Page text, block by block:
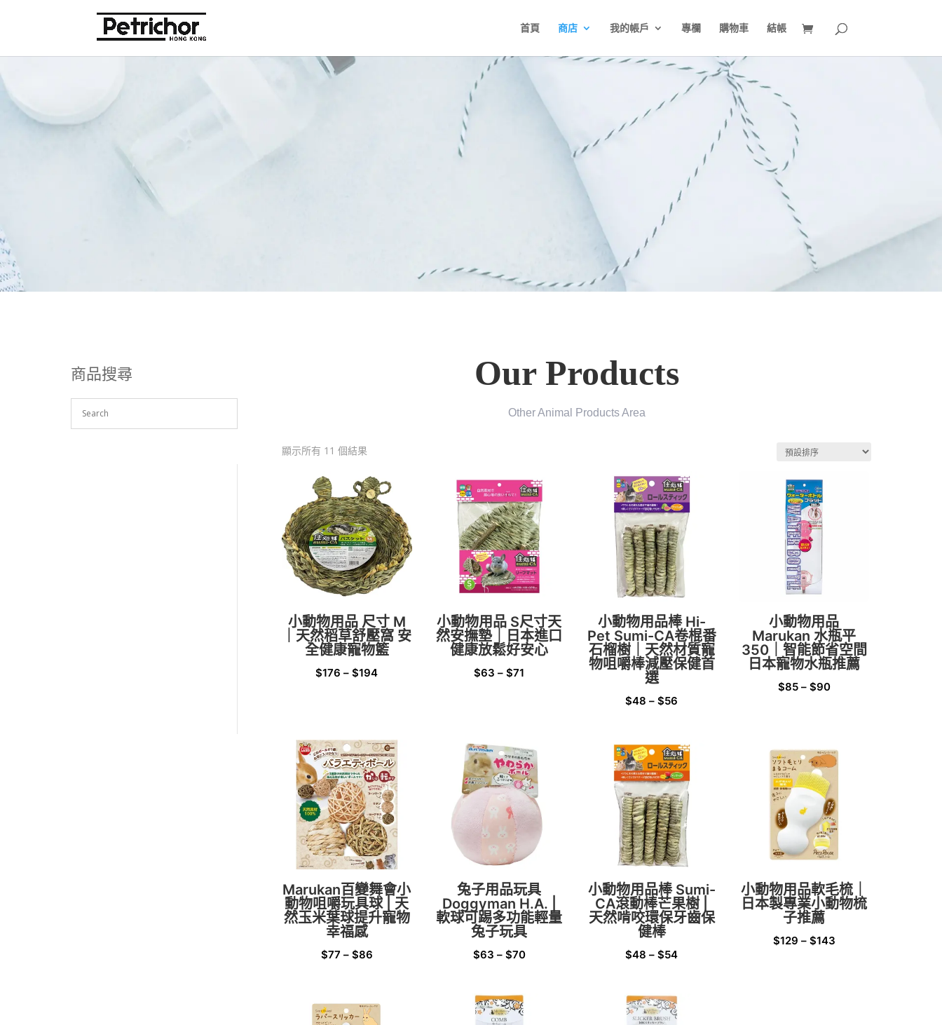
首頁 商店 我的帳戶 專欄 購物車 結帳
商品搜尋 Our Products
Other Animal Products Area
顯示所有 11 個結果
小動物用品 尺寸 M
｜天然稻草舒壓窩 安
全健康寵物籃
$176 –$194
小動物用品 S尺寸天
然安撫墊｜日本進口
健康放鬆好安心
$63 –$71
小動物用品棒 Hi-
Pet Sumi-CA卷棍番
石榴樹｜天然材質寵
物咀嚼棒減壓保健首
選
$48 –$56
小動物用品
Marukan 水瓶平
350｜智能節省空間
日本寵物水瓶推薦
$85– $90
Marukan百變舞會小
動物咀嚼玩具球 | 天
然玉米葉球提升寵物
幸福感
$77 – $86
兔子用品玩具
Doggyman H.A. |
軟球可踢多功能輕量
兔子玩具
$63 – $70
小動物用品棒 Sumi-
CA滾動棒芒果樹 |
天然啃咬環保牙齒保
健棒
$48 –$54
小動物用品軟毛梳｜
日本製專業小動物梳
子推薦
$129 – $143